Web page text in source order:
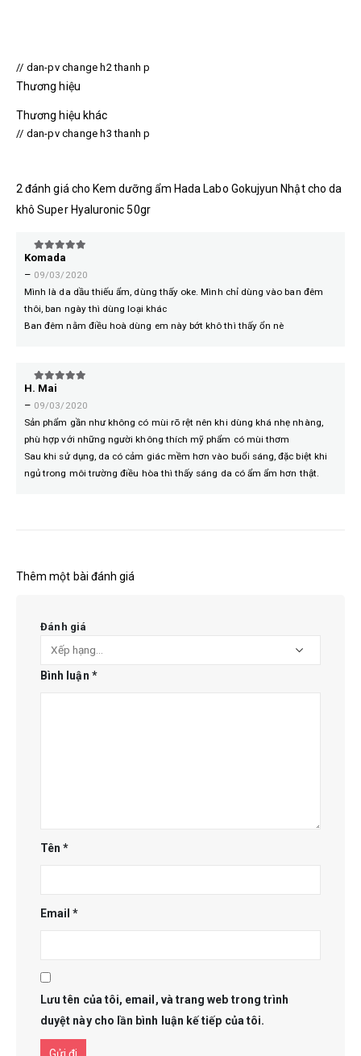
// dan-pv change h2 thanh p
Thương hiệu
Thương hiệu khác
// dan-pv change h3 thanh p
2 đánh giá cho Kem dưỡng ẩm Hada Labo Gokujyun Nhật cho da
khô Super Hyaluronic 50gr
5trên 5
Komada
– 09/03/2020
Mình là da dầu thiếu ẩm, dùng thấy oke. Mình chỉ dùng vào ban đêm
thôi, ban ngày thì dùng loại khác
Ban đêm nằm điều hoà dùng em này bớt khô thì thấy ổn nè
5trên 5
H. Mai
– 09/03/2020
Sản phẩm gần như không có mùi rõ rệt nên khi dùng khá nhẹ nhàng,
phù hợp với những người không thích mỹ phẩm có mùi thơm
Sau khi sử dụng, da có cảm giác mềm hơn vào buổi sáng, đặc biệt khi
ngủ trong môi trường điều hòa thì thấy sáng da có ẩm ẩm hơn thật.
Thêm một bài đánh giá
Đánh giá
Bình luận *
Tên*
Email*
Lưu tên của tôi, email, và trang web trong trình
duyệt này cho lần bình luận kế tiếp của tôi.